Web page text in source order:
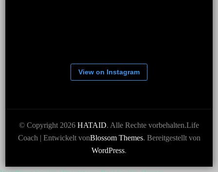
View on Instagram
© Copyright 2026 HATAID. Alle Rechte vorbehalten.Life
Coach | Entwickelt vonBlossom Themes. Bereitgestellt von
WordPress.